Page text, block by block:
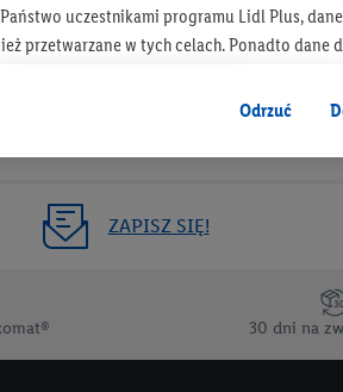
ZAPISZ SIĘ!
30 dni na
uczestnikami programu Lidl Plus,
przetwarzane w tych celach. Ponadto dane
jako niezależny administrator danych
się na generowaniu profili, które są również
- a także dokładnych danych dotyczących
lub uzyskiwanie dostępu do
wydajności/skuteczności reklamy,
technicznego i optymalizacji
Odrzuć